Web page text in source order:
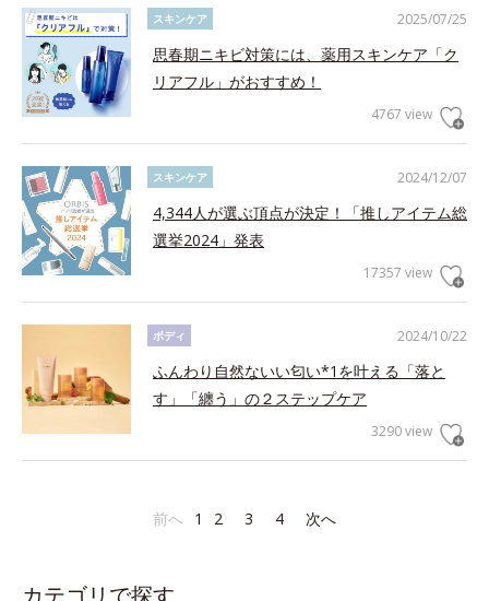
2025/07/25
スキンケア
思春期ニキビ対策には、薬用スキンケア「ク
リアフル」がおすすめ！
4767 view
2024/12/07
スキンケア
4,344人が選ぶ頂点が決定！「推しアイテム総
選挙2024」発表
17357 view
2024/10/22
ボディ
ふんわり自然ないい匂い*1を叶える「落と
す」「纏う」の２ステップケア
3290 view
前へ 1 2 3 4 次へ
カテゴリで探す